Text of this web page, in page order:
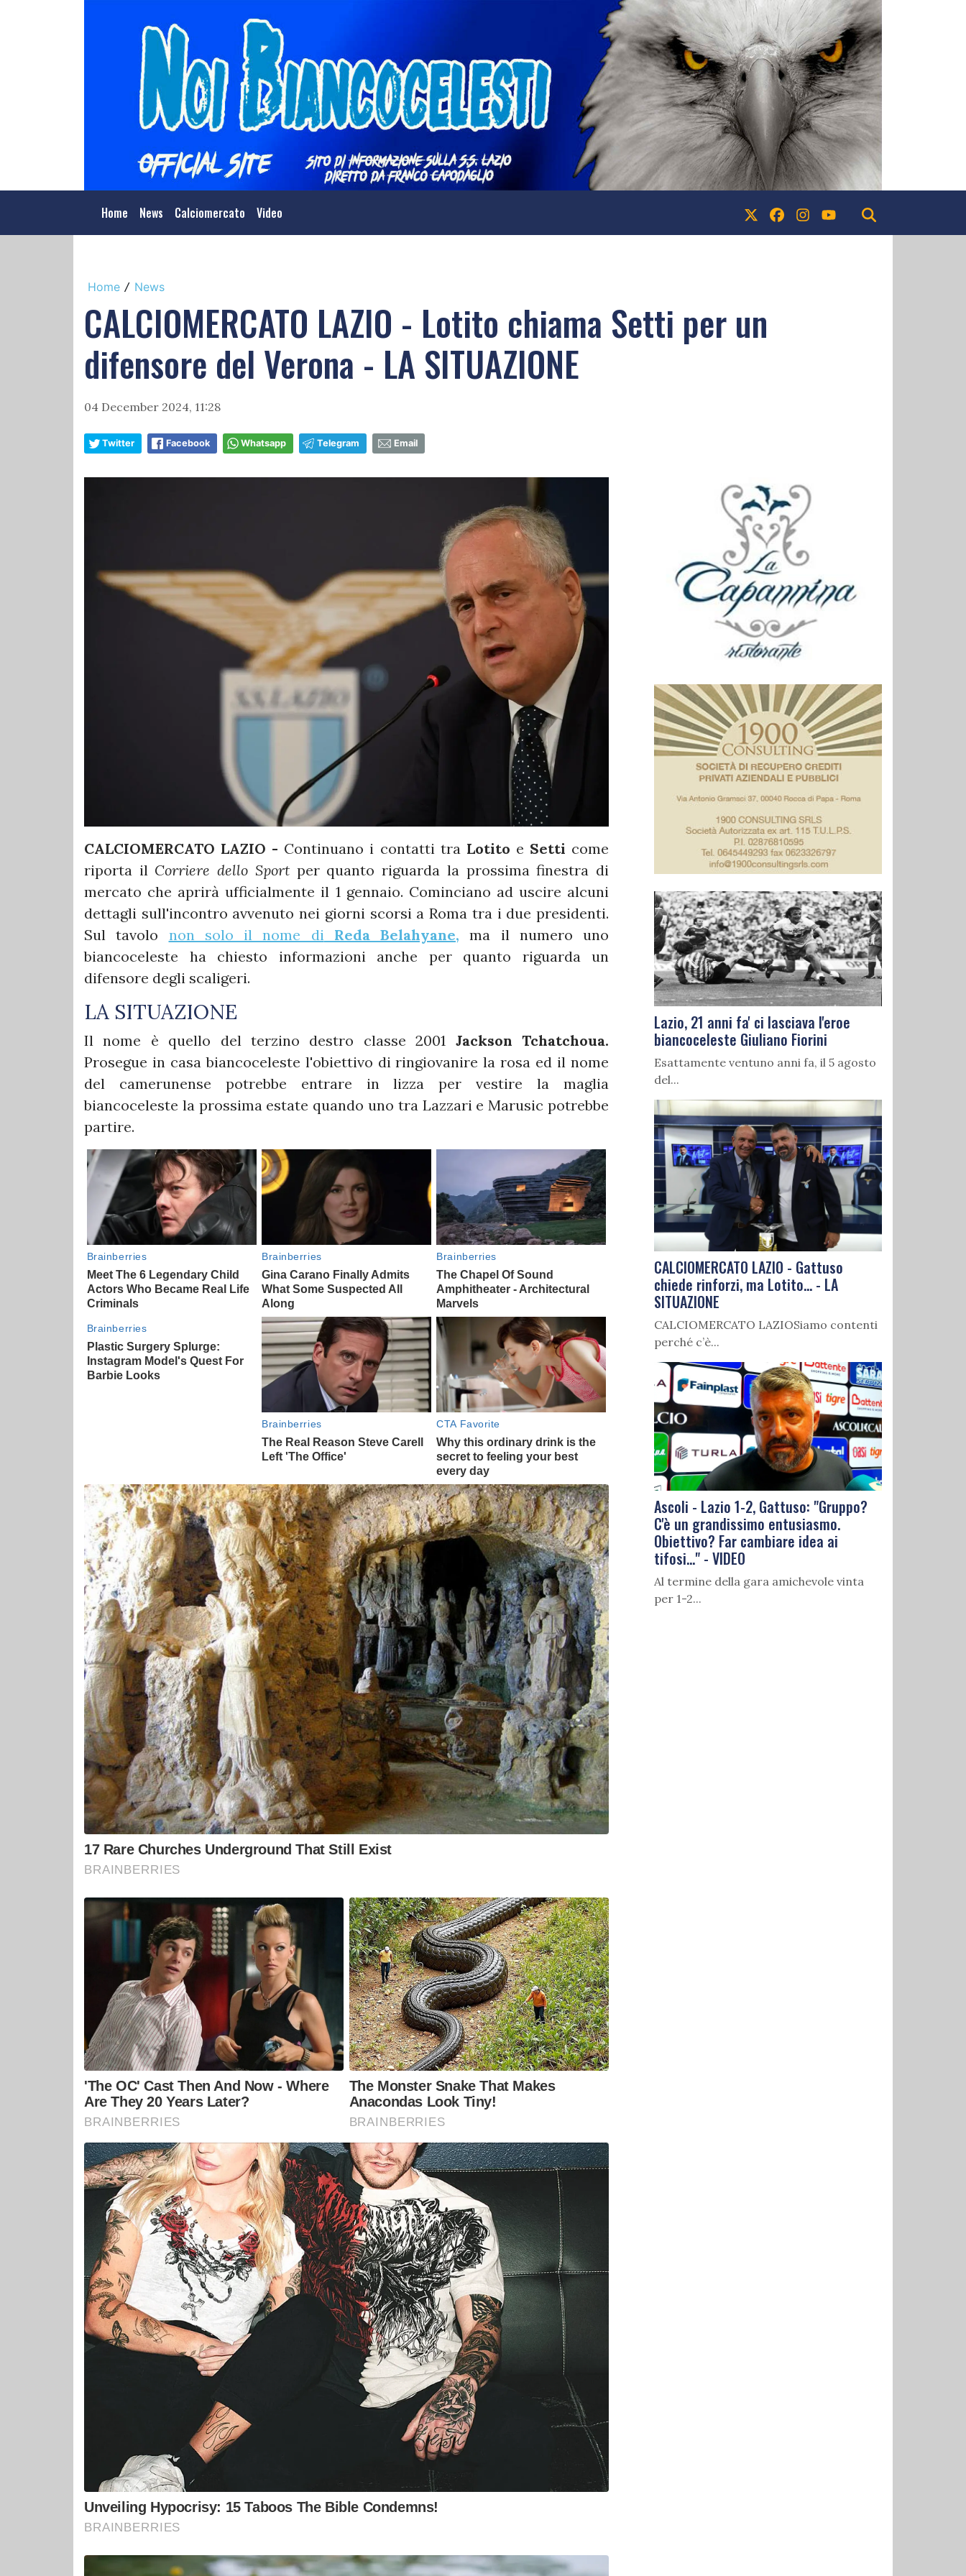
Home News Calciomercato Video
Home / News
CALCIOMERCATO LAZIO - Lotito chiama Setti per un
difensore del Verona - LA SITUAZIONE
04 December 2024, 11:28
Twitter Facebook Whatsapp Telegram Email
CALCIOMERCATO LAZIO - Continuano i contatti tra Lotito e Setti come
riporta il Corriere dello Sport per quanto riguarda la prossima finestra di
mercato che aprirà ufficialmente il 1 gennaio. Cominciano ad uscire alcuni
dettagli sull'incontro avvenuto nei giorni scorsi a Roma tra i due presidenti.
Sul tavolo non solo il nome diReda Belahyane,
ma il numero uno
biancoceleste ha chiesto informazioni anche per quanto riguarda un
difensore degli scaligeri.
LA SITUAZIONE
Il nome è quello del terzino destro classe 2001 Jackson Tchatchoua.
Prosegue in casa biancoceleste l'obiettivo di ringiovanire la rosa ed il nome
del camerunense potrebbe entrare in lizza per vestire la maglia
biancoceleste la prossima estate quando uno tra Lazzari e Marusic potrebbe
partire.
Lazio, 21 anni fa' ci lasciava l'eroe
biancoceleste Giuliano Fiorini
Esattamente ventuno anni fa, il 5 agosto
del...
CALCIOMERCATO LAZIO - Gattuso
chiede rinforzi, ma Lotito... - LA
SITUAZIONE
CALCIOMERCATO LAZIOSiamo contenti
perché c’è...
Ascoli - Lazio 1-2, Gattuso: "Gruppo?
C'è un grandissimo entusiasmo.
Obiettivo? Far cambiare idea ai
tifosi..." - VIDEO
Al termine della gara amichevole vinta
per 1-2...